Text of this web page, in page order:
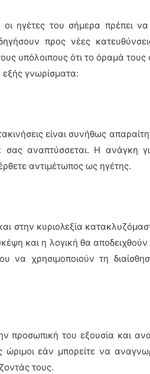
ηγέτες του σήμερα πρέπει
προς νέες
υπόλοιπους ότι το όραμά τους
εξής γνωρίσματα:
είναι συνήθως
σας αναπτύσσεται. Η ανάγκη
αντιμέτωπος ως ηγέτης.
στην κυριολεξία
και η λογική θα
να χρησιμοποιούν τη
προσωπική του εξουσία και
εάν μπορείτε να
τους.